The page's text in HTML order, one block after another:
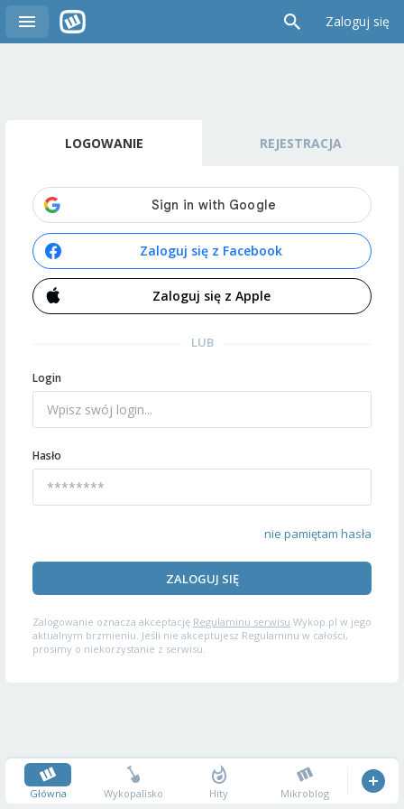
Zaloguj się
LOGOWANIE REJESTRACJA
Zaloguj się z Facebook
Zaloguj się z Apple
LUB
Login
Hasło
nie pamiętam hasła
ZALOGUJ SIĘ
Zalogowanie oznacza akceptację Regulaminu serwisu Wykop.pl w jego
aktualnym brzmieniu. Jeśli nie akceptujesz Regulaminu w całości,
prosimy o niekorzystanie z serwisu.
Główna Wykopalisko Hity Mikroblog